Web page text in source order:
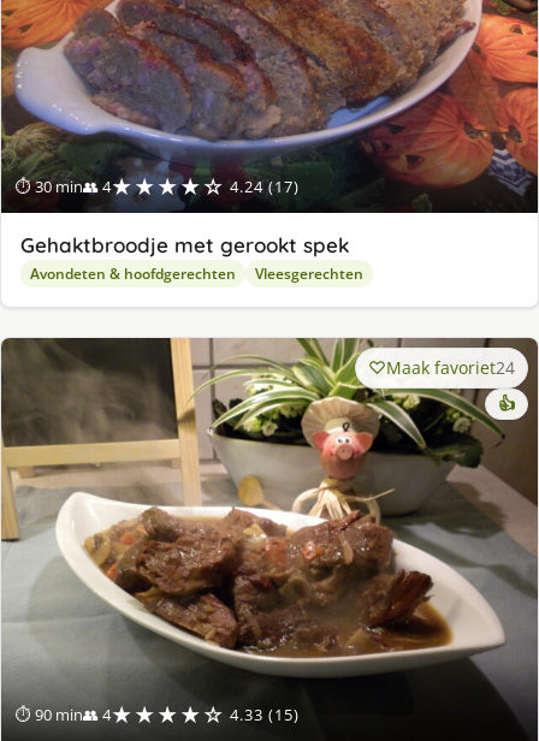
⏱ 30 min👥 4★★★★☆ 4.24 (17)
Gehaktbroodje met gerookt spek
Avondeten & hoofdgerechten Vleesgerechten
⏱ 90 min👥 4★★★★☆ 4.33 (15)
Maak favoriet24
👍